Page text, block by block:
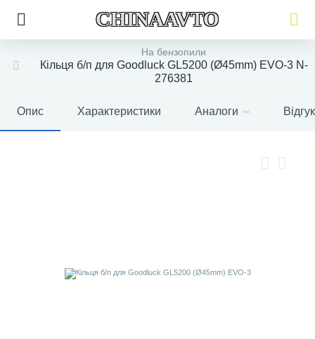
CHINAAVTO
На бензопили
Кільця б/п для Goodluck GL5200 (Ø45mm) EVO-3 N-
276381
Опис Характеристики Аналоги